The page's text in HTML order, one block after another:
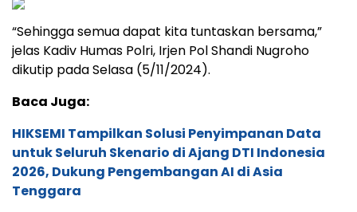
“Sehingga semua dapat kita tuntaskan bersama,”
jelas Kadiv Humas Polri, Irjen Pol Shandi Nugroho
dikutip pada Selasa (5/11/2024).
Baca Juga:
HIKSEMI Tampilkan Solusi Penyimpanan Data
untuk Seluruh Skenario di Ajang DTI Indonesia
2026, Dukung Pengembangan AI di Asia
Tenggara